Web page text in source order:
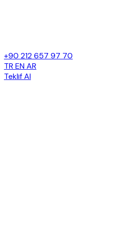
+90 212 657 97 70
TR ENAR
Teklif Al